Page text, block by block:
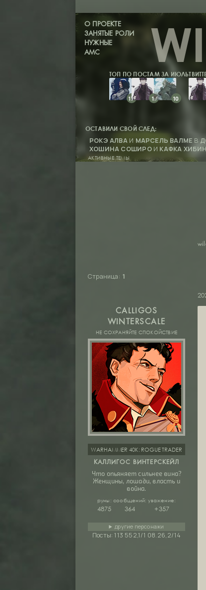
АКТИВНЫЕ ТЕМЫ
О ПРОЕКТЕ
ЗАНЯТЫЕ РОЛИ
НУЖНЫЕ
АМС
ТОП ПО ПОСТАМ ЗА ИЮЛЬ
17 11 10
ОСТАВИЛИ СВОЙ СЛЕД:
РОКЭ АЛВАИ МАРСЕЛЬ ВАЛМЕ В
ХОШИНА СОШИРОИ КАФКА
Страница: 1
CALLIGOS
WINTERSCALE
НЕ СОХРАНЯЙТЕ СПОКОЙСТВИЕ
WARHAMMER 40K: ROGUE TRADER
КАЛЛИГОС ВИНТЕРСКЕЙЛ
Что опьяняет сильнее вина?
Женщины, лошади, власть и
война.
руны:
4875
сообщений:
364
уважение:
+357
другие персонажи
Посты: 113 552,1/1 08.26,2/14